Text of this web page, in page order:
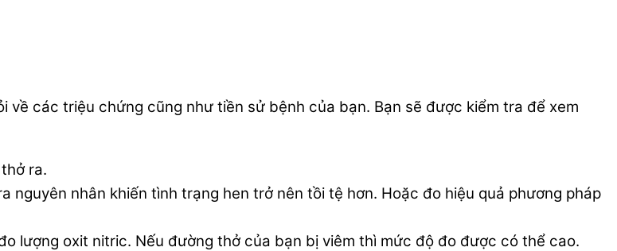
về các triệu chứng cũng như tiền sử bệnh của bạn. Bạn sẽ được kiểm tra để xem
ra.
nguyên nhân khiến tình trạng hen trở nên tồi tệ hơn. Hoặc đo hiệu quả phương pháp
lượng oxit nitric. Nếu đường thở của bạn bị viêm thì mức độ đo được có thể cao.